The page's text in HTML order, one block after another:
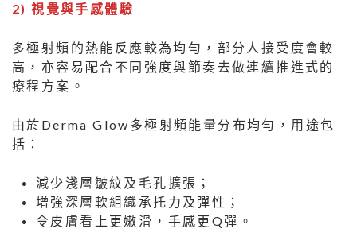
2) 視覺與手感體驗
多極射頻的熱能反應較為均勻，部分人接受度會較
高，亦容易配合不同強度與節奏去做連續推進式的
療程方案。
由於Derma Glow多極射頻能量分布均勻，用途包
括：
減少淺層皺紋及毛孔擴張；
增強深層軟組織承托力及彈性；
令皮膚看上更嫩滑，手感更Q彈。